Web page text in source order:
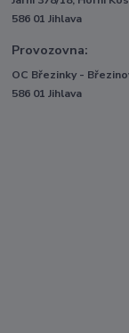
586 01 Jihlava
Provozovna:
OC Březinky -
586 01 Jihlava